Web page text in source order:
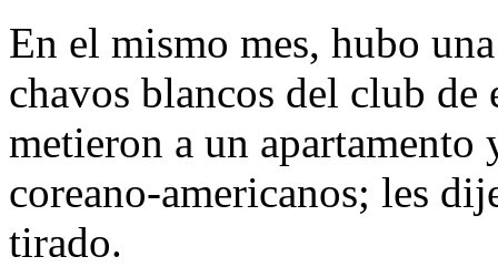
En el mismo mes, hubo
chavos blancos del club de
metieron a un
coreano-americanos; les
tirado.